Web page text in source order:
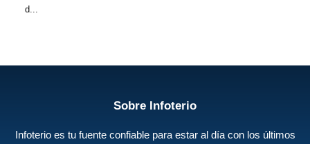
d...
Sobre Infoterio
Infoterio es tu fuente confiable para estar al día con los últimos